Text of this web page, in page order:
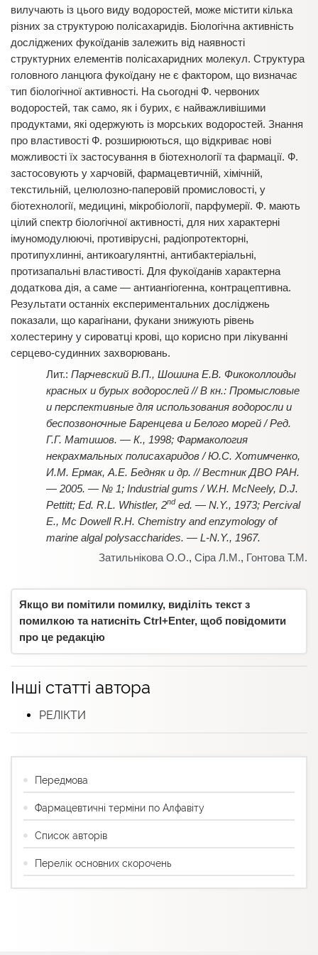
вилучають із цього виду водоростей, може містити кілька
різних за структурою полісахаридів. Біологічна активність
досліджених фукоїданів залежить від наявності
структурних елементів полісахаридних молекул. Структура
головного ланцюга фукоїдану не є фактором, що визначає
тип біологічної активності. На сьогодні Ф. червоних
водоростей, так само, як і бурих, є найважливішими
продуктами, які одержують із морських водоростей. Знання
про властивості Ф. розширюються, що відкриває нові
можливості їх застосування в біотехнології та фармації. Ф.
застосовують у харчовій, фармацевтичній, хімічній,
текстильній, целюлозно-паперовій промисловості, у
біотехнології, медицині, мікробіології, парфумерії. Ф. мають
цілий спектр біологічної активності, для них характерні
імуномодулюючі, противірусні, радіопротекторні,
протипухлинні, антикоагулянтні, антибактеріальні,
протизапальні властивості. Для фукоїданів характерна
додаткова дія, а саме — антиангіогенна, контрацептивна.
Результати останніх експериментальних досліджень
показали, що карагінани, фукани знижують рівень
холестерину у сироватці крові, що корисно при лікуванні
серцево-судинних захворювань.
Парчевский В.П., Шошина Е.В. Фикоколлоиды
красных и бурых водорослей // В кн.: Промысловые
и перспективные для использования водоросли и
беспозвоночные Баренцева и Белого морей / Ред.
Г.Г. Матишов. — К., 1998; Фармакология
некрахмальных полисахаридов / Ю.С. Хотимченко,
И.М. Ермак, А.Е. Бедняк и др. // Вестник ДВО РАН.
— 2005. — № 1; Industrial gums / W.H. McNeely, D.J.
Pettitt; Еd. R.L. Whistler, 2nd ed. — N.Y., 1973; Percival
E., Mc Dowell R.H. Chemistry and enzymology of
marine algal polysaccharides. — L-N.Y., 1967.
Затильнікова О.О., Сіра Л.М., Гонтова Т.М.
Якщо ви помітили помилку, виділіть текст з
помилкою та натисніть Ctrl+Enter, щоб повідомити
про це редакцію
Інші статті автора
РЕЛІКТИ
Передмова
Фармацевтичні терміни по Алфавіту
Список авторів
Перелік основних скорочень